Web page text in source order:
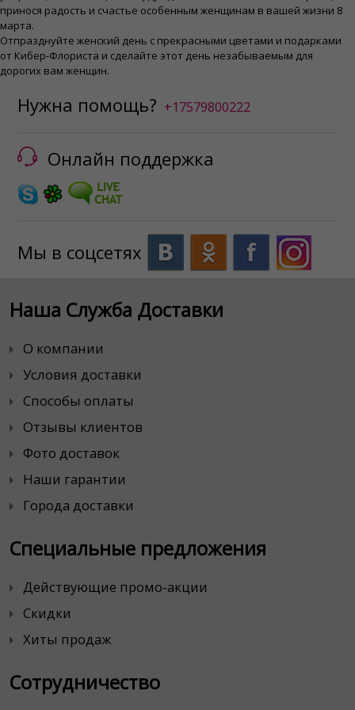
принося радость и счастье особенным женщинам в вашей жизни 8
марта.
Отпразднуйте женский день с прекрасными цветами и подарками
от Кибер-Флориста и сделайте этот день незабываемым для
дорогих вам женщин.
Нужна помощь? +17579800222
Онлайн поддержка
Мы в соцсетях
Наша Служба Доставки
О компании
Условия доставки
Способы оплаты
Отзывы клиентов
Фото доставок
Наши гарантии
Города доставки
Специальные предложения
Действующие промо-акции
Скидки
Хиты продаж
Сотрудничество